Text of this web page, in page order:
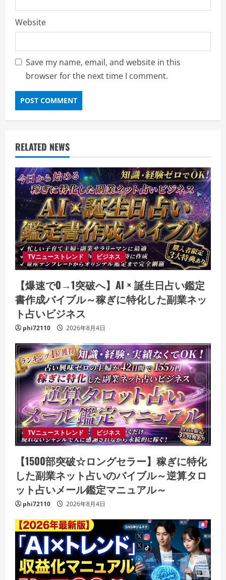
Website
Save my name, email, and website in this
browser for the next time I comment.
RELATED NEWS
TVニューストレンド ビジネス
【爆速で0→1突破へ】AI × 誕生日占い鑑定
書作成バイブル～稼ぎに特化した副業ネッ
ト占いビジネス
phi72110 2026年8月4日
TVニューストレンド ビジネス
【1500部突破☆ロングセラー】稼ぎに特化
した副業ネット占いのバイブル～逆算タロ
ット占いメール鑑定マニュアル～
phi72110 2026年8月4日